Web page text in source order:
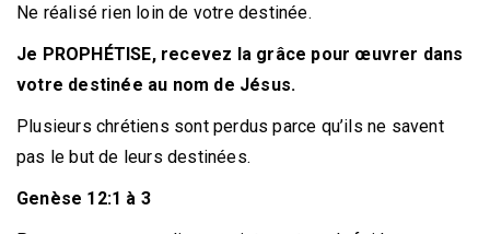
Ne réalisé rien loin de votre destinée.
Je PROPHÉTISE, recevez la grâce pour œuvrer dans
votre destinée au nom de Jésus.
Plusieurs chrétiens sont perdus parce qu’ils ne savent
pas le but de leurs destinées.
Genèse 12:1 à 3